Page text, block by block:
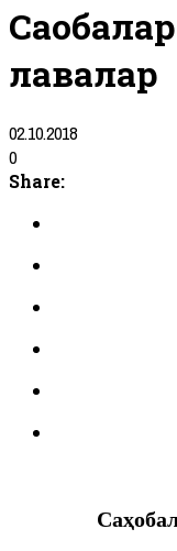
лавҳалар
02.10.2018
0
Share: